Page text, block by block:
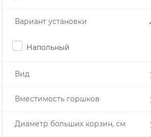
Вариант установки
Напольный
Вид
Вместимость горшков
Диаметр больших корзин, см